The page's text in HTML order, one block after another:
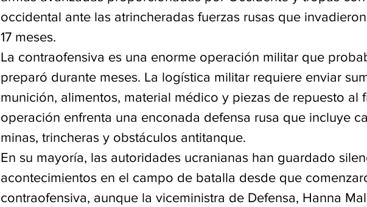
occidental ante las atrincheradas fuerzas rusas que
17 meses.
La contraofensiva es una enorme operación militar que
preparó durante meses. La logística militar requiere enviar
munición, alimentos, material médico y piezas de repuesto al
operación enfrenta una enconada defensa rusa que incluye
minas, trincheras y obstáculos antitanque.
En su mayoría, las autoridades ucranianas han guardado
acontecimientos en el campo de batalla desde que
contraofensiva, aunque la viceministra de Defensa, Hanna